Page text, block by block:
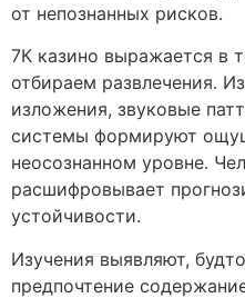
от непознанных рисков.
7К казино выражается в
отбираем развлечения.
изложения, звуковые
системы формируют
неосознанном уровне.
расшифровывает
устойчивости.
Изучения выявляют,
предпочтение